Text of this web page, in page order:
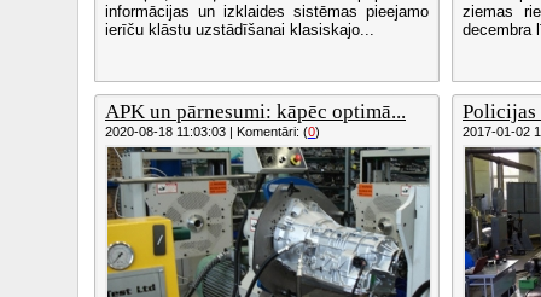
informācijas un izklaides sistēmas pieejamo
ierīču klāstu uzstādīšanai klasiskajo...
ziemas
decembra
APK un pārnesumi: kāpēc optimā...
2020-08-18 11:03:03 | Komentāri: (0)
Policijas
2017-01-02